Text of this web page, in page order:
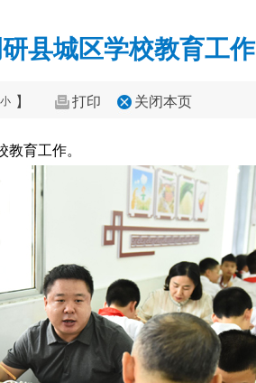
县城区学校教育工作
小 】 打印 关闭本页
育工作。